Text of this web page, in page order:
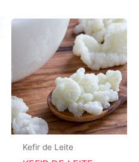
Kefir de Leite